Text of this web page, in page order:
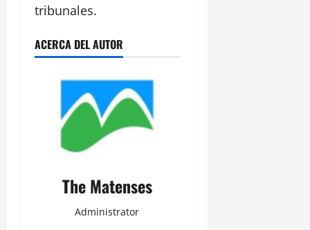
tribunales.
ACERCA DEL AUTOR
The Matenses
Administrator